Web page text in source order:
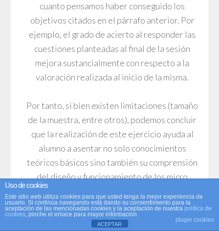
cuanto pensamos haber conseguido los
objetivos citados en el párrafo anterior. Por
ejemplo, el grado de acierto al responder las
cuestiones planteadas al final de la sesión
mejora sustancialmente con respecto a la
valoración realizada al inicio de la misma.
Por tanto, si bien existen limitaciones (tamaño
de la muestra, entre otros), podemos concluir
que la realización de este ejercicio ayuda al
alumno a asentar no solo conocimientos
teóricos básicos sino también su comprensión
del diseño y funcionamiento de los micro
simuladores fiscales, considerados ya una
herramienta de política económica fundamental
a la hora de anticipar los efectos esperados de
Uso de cookies
Este sitio web utiliza cookies para que usted tenga la mejor experiencia de
usuario. Si continúa navegando está dando su consentimiento para la
aceptación de las mencionadas cookies y la aceptación de nuestra política de
cookies, pinche el enlace para mayor información.
plugin cookies
ACEPTAR